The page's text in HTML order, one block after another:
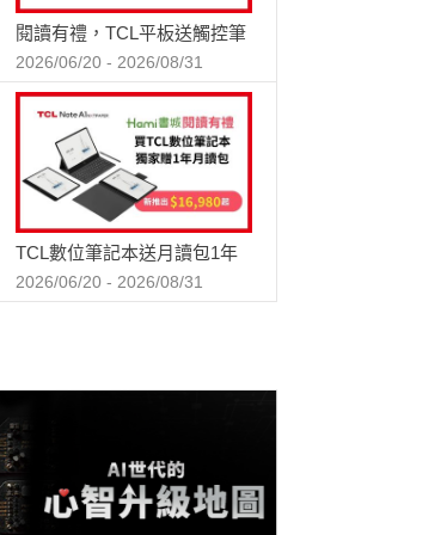
閱讀有禮，TCL平板送觸控筆
2026/06/20 - 2026/08/31
TCL數位筆記本送月讀包1年
2026/06/20 - 2026/08/31